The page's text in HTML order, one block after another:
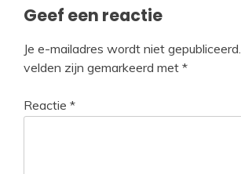
Geef een reactie
Je e-mailadres wordt niet gepubliceerd.
velden zijn gemarkeerd met *
Reactie *